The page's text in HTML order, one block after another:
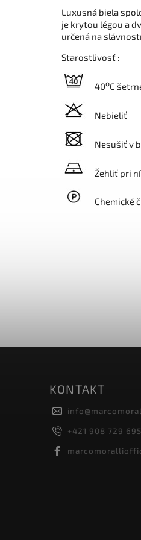
Luxusná biela
je krytou légou a
určená na
Starostlivosť :
40oC
Nebieliť
Nesušiť v
Žehliť pri
Chemické
KONTAKT
info@
+421 908 729 695